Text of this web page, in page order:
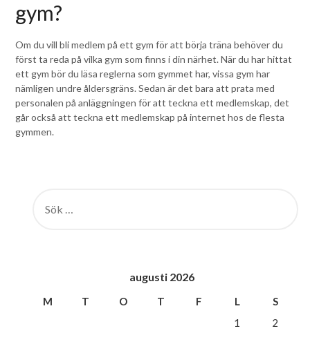
gym?
Om du vill bli medlem på ett gym för att börja träna behöver du
först ta reda på vilka gym som finns i din närhet. När du har hittat
ett gym bör du läsa reglerna som gymmet har, vissa gym har
nämligen undre åldersgräns. Sedan är det bara att prata med
personalen på anläggningen för att teckna ett medlemskap, det
går också att teckna ett medlemskap på internet hos de flesta
gymmen.
EFTER:
augusti 2026
M T O T F L
S
1
2